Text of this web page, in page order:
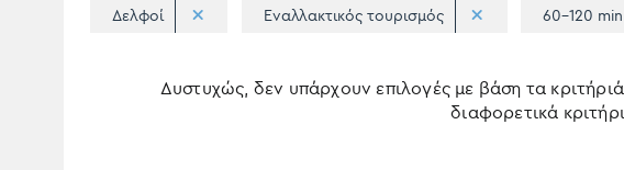
Δελφοί Εναλλακτικός τουρισμός 60-120 min
Δυστυχώς, δεν υπάρχουν επιλογές με βάση τα
διαφορετικά